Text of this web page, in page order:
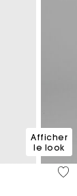
Afficher
le look